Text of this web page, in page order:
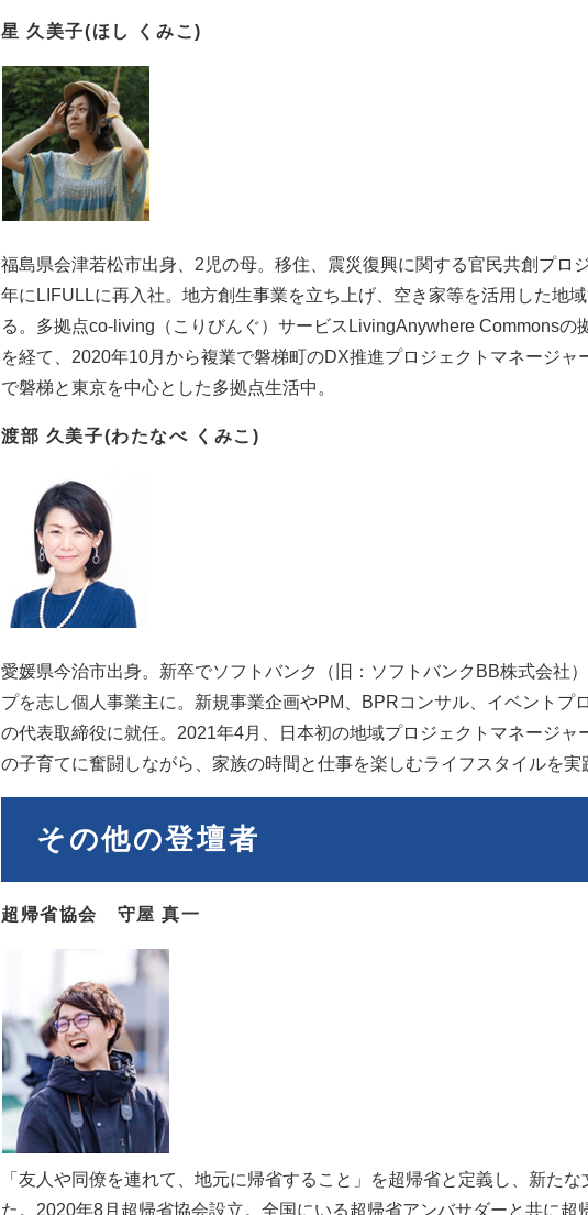
星 久美子(ほし くみこ)
福島県会津若松市出身、2児の母。移住、震災復興に関する官民共創プロ
年にLIFULLに再入社。地方創生事業を立ち上げ、空き家等を活用した地
る。多拠点co-living（こりびんぐ）サービスLivingAnywhere Commons
を経て、2020年10月から複業で磐梯町のDX推進プロジェクトマネージャ
で磐梯と東京を中心とした多拠点生活中。
渡部 久美子(わたなべ くみこ)
愛媛県今治市出身。新卒でソフトバンク（旧：ソフトバンクBB株式会社
プを志し個人事業主に。新規事業企画やPM、BPRコンサル、イベントプ
の代表取締役に就任。2021年4月、日本初の地域プロジェクトマネージ
の子育てに奮闘しながら、家族の時間と仕事を楽しむライフスタイルを実
その他の登壇者
超帰省協会 守屋 真一
「友人や同僚を連れて、地元に帰省すること」を超帰省と定義し、新た
た。2020年8月超帰省協会設立。全国にいる超帰省アンバサダーと共に